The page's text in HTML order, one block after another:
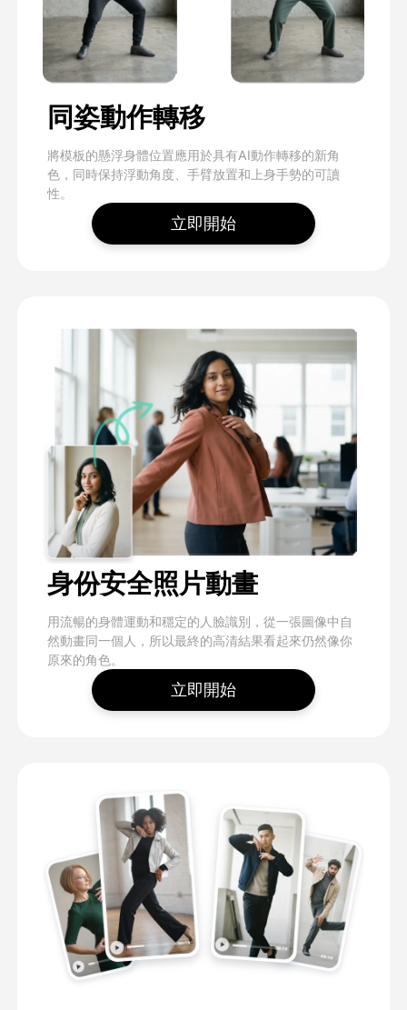
同姿動作轉移
將模板的懸浮身體位置應用於具有AI動作轉移的新角
色，同時保持浮動角度、手臂放置和上身手勢的可讀
性。
立即開始
身份安全照片動畫
用流暢的身體運動和穩定的人臉識別，從一張圖像中自
然動畫同一個人，所以最終的高清結果看起來仍然像你
原來的角色。
立即開始